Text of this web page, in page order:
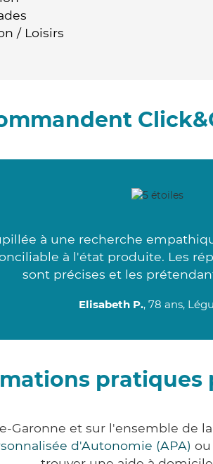
/ Loisirs
à une recherche
à l'état produite. Les
sont précises et les
Elisabeth P., 78 ans,
pratiques
et sur l'ensemble de
d'Autonomie (APA) ou